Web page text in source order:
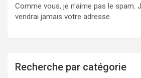
Comme vous, je n'aime pas le spam.
vendrai jamais votre adresse.
Recherche par catégorie